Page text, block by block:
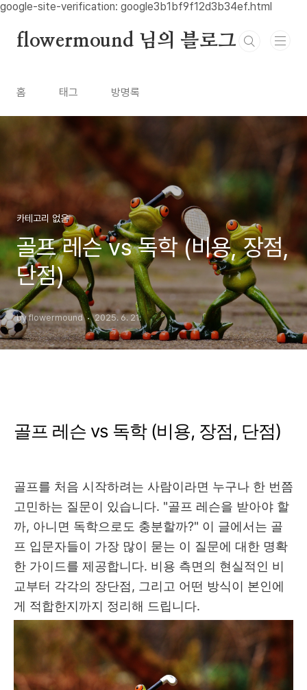
google-site-verification: google3b1bf9f12d3b34ef.html
본문 바로가기
flowermound 님의 블로그
홈 태그 방명록
카테고리 없음
골프 레슨 vs 독학 (비용, 장점,
단점)
by flowermound 2025. 6. 21.
골프 레슨 vs 독학 (비용, 장점, 단점)
골프를 처음 시작하려는 사람이라면 누구나 한 번쯤
고민하는 질문이 있습니다. "골프 레슨을 받아야 할
까, 아니면 독학으로도 충분할까?" 이 글에서는 골
프 입문자들이 가장 많이 묻는 이 질문에 대한 명확
한 가이드를 제공합니다. 비용 측면의 현실적인 비
교부터 각각의 장단점, 그리고 어떤 방식이 본인에
게 적합한지까지 정리해 드립니다.